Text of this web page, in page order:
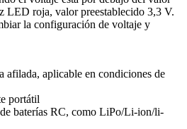
LED roja, valor preestablecido 3,3 V.
la configuración de voltaje y
afilada, aplicable en condiciones de
portátil
baterías RC, como LiPo/Li-ion/li-